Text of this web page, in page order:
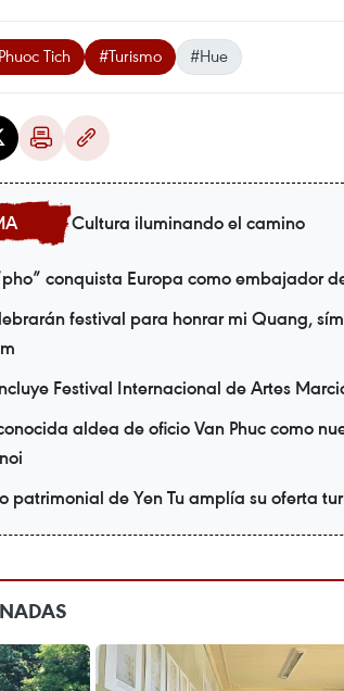
Tich #Turismo #Hue
Cultura iluminando el camino
conquista Europa como embajador
festival para honrar mi Quang,
Festival Internacional de Artes
aldea de oficio Van Phuc como
patrimonial de Yen Tu amplía su oferta